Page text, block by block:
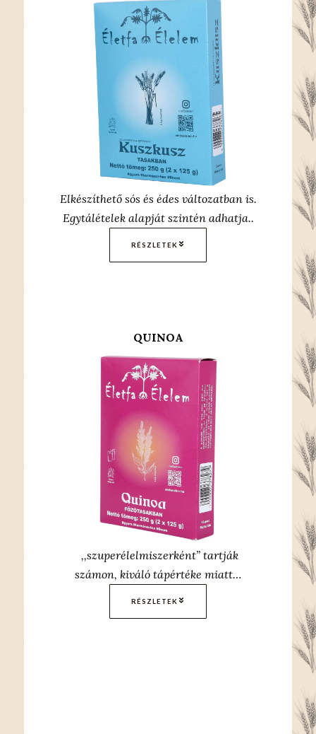
Elkészíthető sós és édes változatban is.
Egytálételek alapját szintén adhatja..
RÉSZLETEK
QUINOA
,,szuperélelmiszerként” tartják
számon, kiváló tápértéke miatt…
RÉSZLETEK